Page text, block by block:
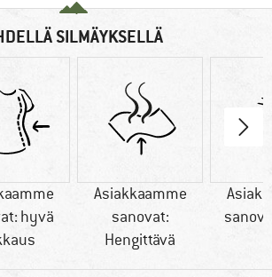
SILMÄYKSELLÄ
hyvä
Asiakkaamme
sanovat:
Hengittävä